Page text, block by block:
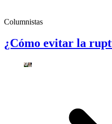
Columnistas
¿Cómo evitar la